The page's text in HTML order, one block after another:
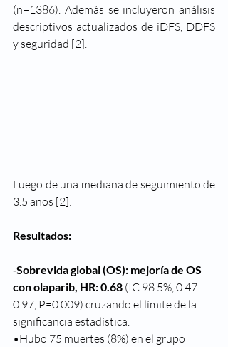
(n=1386). Además se incluyeron análisis
descriptivos actualizados de iDFS, DDFS
y seguridad [2].
Luego de una mediana de seguimiento de
3.5 años [2]:
Resultados:
‐Sobrevida global (OS): mejoría de OS
con olaparib, HR: 0.68 (IC 98.5%, 0.47 –
0.97, P=0.009) cruzando el límite de la
significancia estadística.
•Hubo 75 muertes (8%) en el grupo